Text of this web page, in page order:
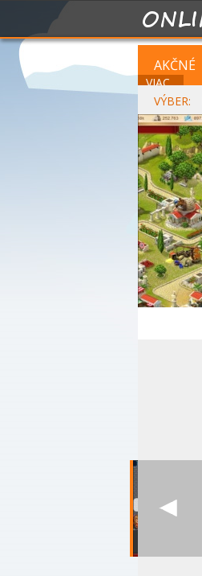
AKČNÉ
VIAC...
VÝBER: